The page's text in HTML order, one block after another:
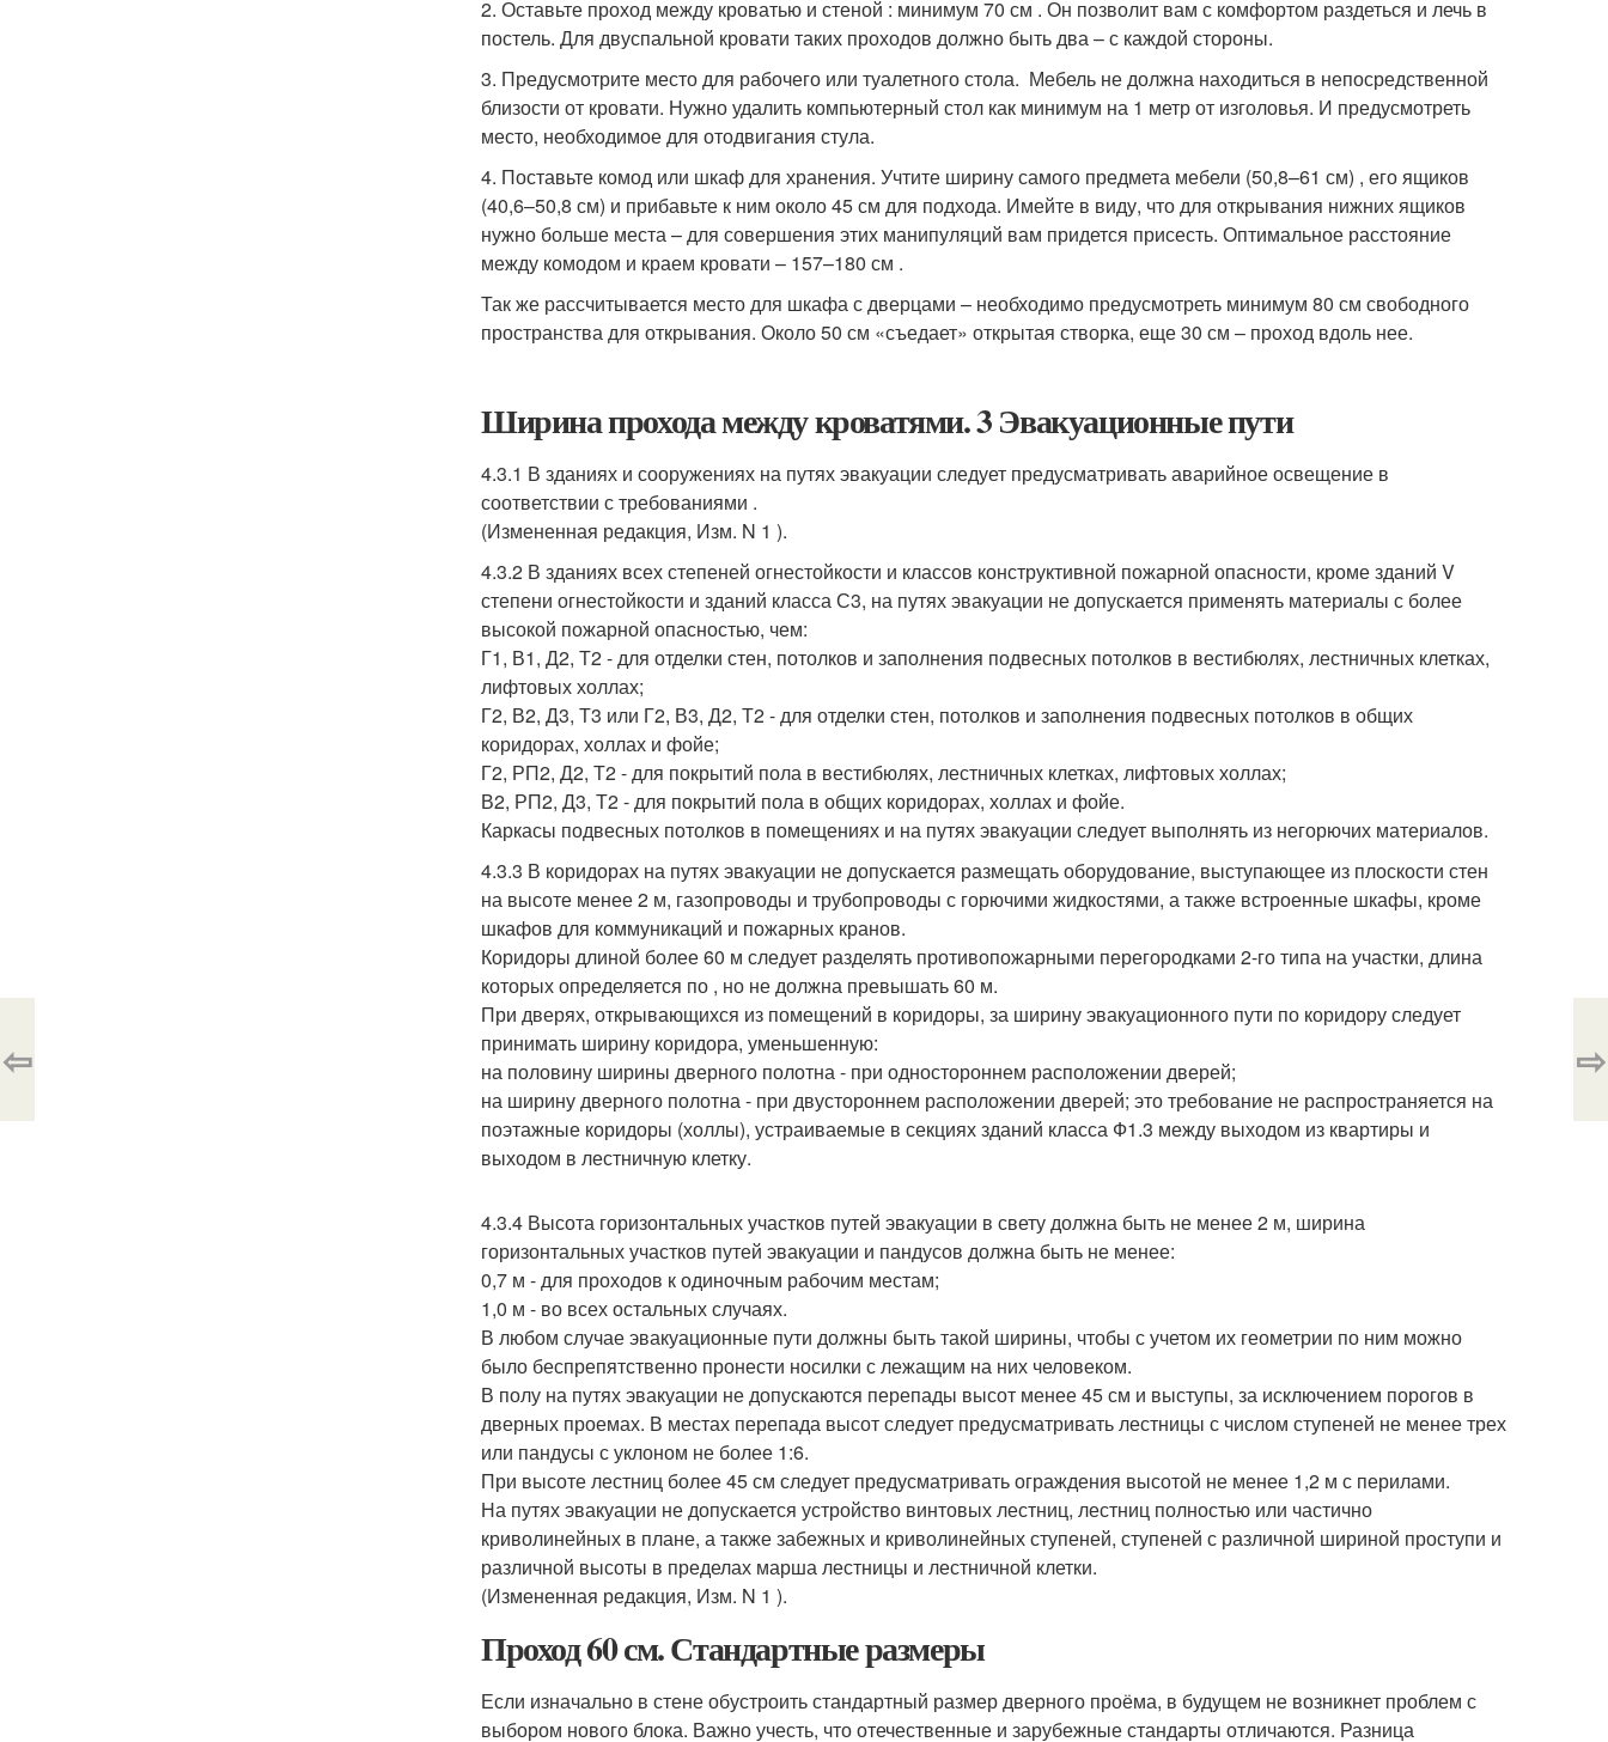
2. Оставьте проход между кроватью и стеной : минимум 70 см . Он позволит вам с комфортом раздеться и лечь в
постель. Для двуспальной кровати таких проходов должно быть два – с каждой стороны.
3. Предусмотрите место для рабочего или туалетного стола. Мебель не должна находиться в непосредственной
близости от кровати. Нужно удалить компьютерный стол как минимум на 1 метр от изголовья. И предусмотреть
место, необходимое для отодвигания стула.
4. Поставьте комод или шкаф для хранения. Учтите ширину самого предмета мебели (50,8–61 см) , его ящиков
(40,6–50,8 см) и прибавьте к ним около 45 см для подхода. Имейте в виду, что для открывания нижних ящиков
нужно больше места – для совершения этих манипуляций вам придется присесть. Оптимальное расстояние
между комодом и краем кровати – 157–180 см .
Так же рассчитывается место для шкафа с дверцами – необходимо предусмотреть минимум 80 см свободного
пространства для открывания. Около 50 см «съедает» открытая створка, еще 30 см – проход вдоль нее.
Ширина прохода между кроватями. 3 Эвакуационные пути
4.3.1 В зданиях и сооружениях на путях эвакуации следует предусматривать аварийное освещение в
соответствии с требованиями .
(Измененная редакция, Изм. N 1 ).
4.3.2 В зданиях всех степеней огнестойкости и классов конструктивной пожарной опасности, кроме зданий V
степени огнестойкости и зданий класса С3, на путях эвакуации не допускается применять материалы с более
высокой пожарной опасностью, чем:
Г1, В1, Д2, Т2 - для отделки стен, потолков и заполнения подвесных потолков в вестибюлях, лестничных клетках,
лифтовых холлах;
Г2, В2, Д3, Т3 или Г2, В3, Д2, Т2 - для отделки стен, потолков и заполнения подвесных потолков в общих
коридорах, холлах и фойе;
Г2, РП2, Д2, Т2 - для покрытий пола в вестибюлях, лестничных клетках, лифтовых холлах;
В2, РП2, Д3, Т2 - для покрытий пола в общих коридорах, холлах и фойе.
Каркасы подвесных потолков в помещениях и на путях эвакуации следует выполнять из негорючих материалов.
4.3.3 В коридорах на путях эвакуации не допускается размещать оборудование, выступающее из плоскости стен
на высоте менее 2 м, газопроводы и трубопроводы с горючими жидкостями, а также встроенные шкафы, кроме
шкафов для коммуникаций и пожарных кранов.
Коридоры длиной более 60 м следует разделять противопожарными перегородками 2-го типа на участки, длина
которых определяется по , но не должна превышать 60 м.
При дверях, открывающихся из помещений в коридоры, за ширину эвакуационного пути по коридору следует
принимать ширину коридора, уменьшенную:
на половину ширины дверного полотна - при одностороннем расположении дверей;
на ширину дверного полотна - при двустороннем расположении дверей; это требование не распространяется на
поэтажные коридоры (холлы), устраиваемые в секциях зданий класса Ф1.3 между выходом из квартиры и
выходом в лестничную клетку.
4.3.4 Высота горизонтальных участков путей эвакуации в свету должна быть не менее 2 м, ширина
горизонтальных участков путей эвакуации и пандусов должна быть не менее:
0,7 м - для проходов к одиночным рабочим местам;
1,0 м - во всех остальных случаях.
В любом случае эвакуационные пути должны быть такой ширины, чтобы с учетом их геометрии по ним можно
было беспрепятственно пронести носилки с лежащим на них человеком.
В полу на путях эвакуации не допускаются перепады высот менее 45 см и выступы, за исключением порогов в
дверных проемах. В местах перепада высот следует предусматривать лестницы с числом ступеней не менее трех
или пандусы с уклоном не более 1:6.
При высоте лестниц более 45 см следует предусматривать ограждения высотой не менее 1,2 м с перилами.
На путях эвакуации не допускается устройство винтовых лестниц, лестниц полностью или частично
криволинейных в плане, а также забежных и криволинейных ступеней, ступеней с различной шириной проступи и
различной высоты в пределах марша лестницы и лестничной клетки.
(Измененная редакция, Изм. N 1 ).
Проход 60 см. Стандартные размеры
Если изначально в стене обустроить стандартный размер дверного проёма, в будущем не возникнет проблем с
выбором нового блока. Важно учесть, что отечественные и зарубежные стандарты отличаются. Разница
⇦ ⇨